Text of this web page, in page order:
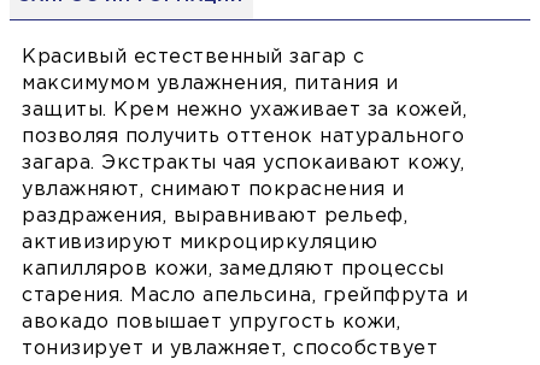
Красивый естественный загар с
максимумом увлажнения, питания и
защиты. Крем нежно ухаживает за кожей,
позволяя получить оттенок натурального
загара. Экстракты чая успокаивают кожу,
увлажняют, снимают покраснения и
раздражения, выравнивают рельеф,
активизируют микроциркуляцию
капилляров кожи, замедляют процессы
старения. Масло апельсина, грейпфрута и
авокадо повышает упругость кожи,
тонизирует и увлажняет, способствует